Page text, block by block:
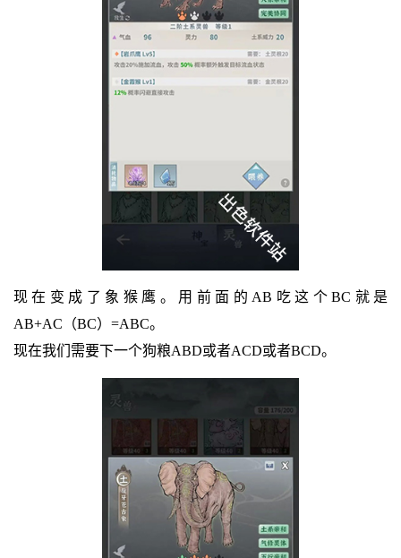
现在变成了象猴鹰。用前面的AB吃这个BC就是
AB+AC（BC）=ABC。
现在我们需要下一个狗粮ABD或者ACD或者BCD。